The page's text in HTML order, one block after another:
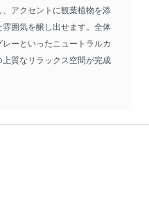
アクセントに観葉植物を添
囲気を醸し出せます。全体
ーといったニュートラルカ
質なリラックス空間が完成